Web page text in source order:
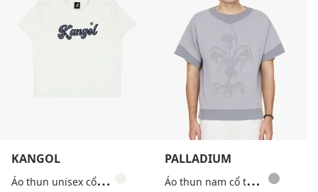
KANGOL
Á
o thun unisex cổ tròn tay ngắn phối logo
PALLADIUM
Á
o thun nam cổ tròn tay ngắn Palladium x Beuter